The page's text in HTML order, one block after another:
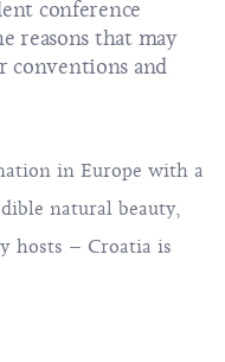
conference
reasons that may
conventions and
in Europe with a
natural beauty,
hosts – Croatia is